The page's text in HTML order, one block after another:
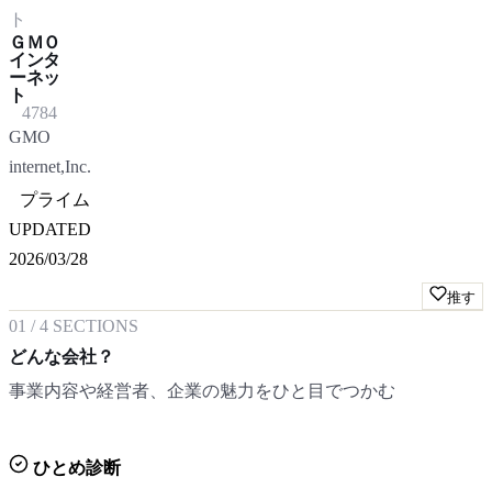
ト
ＧＭＯ
インタ
ーネッ
ト
4784
GMO
internet,Inc.
プライム
UPDATED
2026/03/28
推す
01 /4 SECTIONS
どんな会社？
事業内容や経営者、企業の魅力をひと目でつかむ
ひとめ診断